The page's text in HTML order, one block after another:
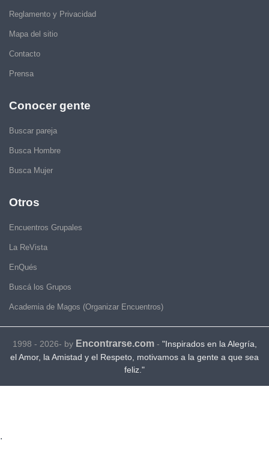
Reglamento y Privacidad
Mapa del sitio
Contacto
Prensa
Conocer gente
Buscar pareja
Busca Hombre
Busca Mujer
Otros
Encuentros Grupales
La ReVista
EnQués
Buscá los Grupos
Academia de Magos (Organizar Encuentros)
1998 - 2026- by Encontrarse.com- "Inspirados en la Alegría,
el Amor, la Amistad y el Respeto, motivamos a la gente a que sea
feliz."
.